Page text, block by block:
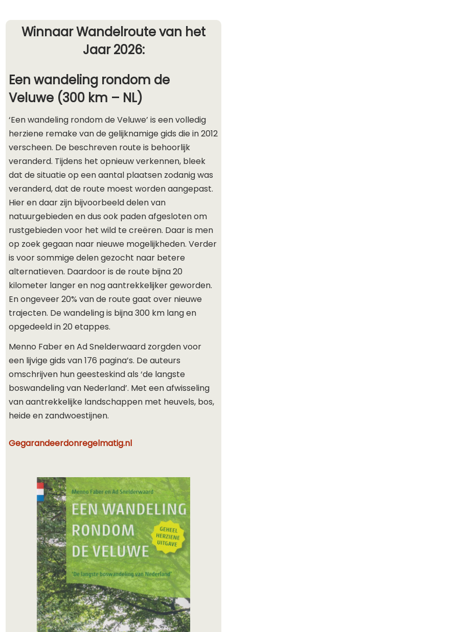
Winnaar Wandelroute van het
Jaar 2026:
Een wandeling rondom de
Veluwe (300 km – NL)
‘Een wandeling rondom de Veluwe’ is een volledig
herziene remake van de gelijknamige gids die in 2012
verscheen. De beschreven route is behoorlijk
veranderd. Tijdens het opnieuw verkennen, bleek
dat de situatie op een aantal plaatsen zodanig was
veranderd, dat de route moest worden aangepast.
Hier en daar zijn bijvoorbeeld delen van
natuurgebieden en dus ook paden afgesloten om
rustgebieden voor het wild te creëren. Daar is men
op zoek gegaan naar nieuwe mogelijkheden. Verder
is voor sommige delen gezocht naar betere
alternatieven. Daardoor is de route bijna 20
kilometer langer en nog aantrekkelijker geworden.
En ongeveer 20% van de route gaat over nieuwe
trajecten. De wandeling is bijna 300 km lang en
opgedeeld in 20 etappes.
Menno Faber en Ad Snelderwaard zorgden voor
een lijvige gids van 176 pagina’s. De auteurs
omschrijven hun geesteskind als ‘de langste
boswandeling van Nederland’. Met een afwisseling
van aantrekkelijke landschappen met heuvels, bos,
heide en zandwoestijnen.
Gegarandeerdonregelmatig.nl